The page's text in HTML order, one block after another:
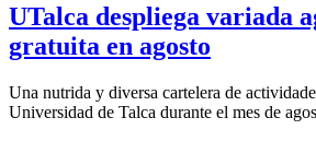
UTalca despliega variada
gratuita en agosto
Una nutrida y diversa cartelera de
Universidad de Talca durante el mes de